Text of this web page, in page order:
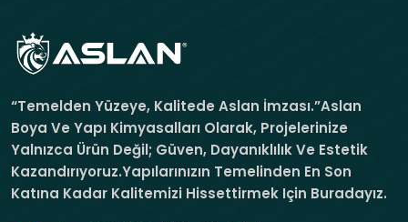
“Temelden Yüzeye, Kalitede Aslan İmzası.”Aslan
Boya Ve Yapı Kimyasalları Olarak, Projelerinize
Yalnızca Ürün Değil; Güven, Dayanıklılık Ve Estetik
Kazandırıyoruz.Yapılarınızın Temelinden En Son
Katına Kadar Kalitemizi Hissettirmek Için Buradayız.